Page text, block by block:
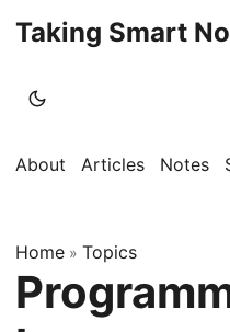
Taking Smart
About Articles Notes
Home » Topics